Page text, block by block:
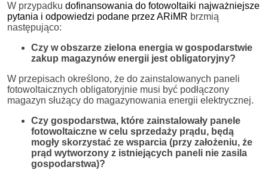
W przypadku dofinansowania do fotowoltaiki najważniejsze
pytania i odpowiedzi podane przez ARiMR brzmią
następująco:
Czy w obszarze zielona energia w gospodarstwie
zakup magazynów energii jest obligatoryjny?
W przepisach określono, że do zainstalowanych paneli
fotowoltaicznych obligatoryjnie musi być podłączony
magazyn służący do magazynowania energii elektrycznej.
Czy gospodarstwa, które zainstalowały panele
fotowoltaiczne w celu sprzedaży prądu, będą
mogły skorzystać ze wsparcia (przy założeniu, że
prąd wytworzony z istniejących paneli nie zasila
gospodarstwa)?